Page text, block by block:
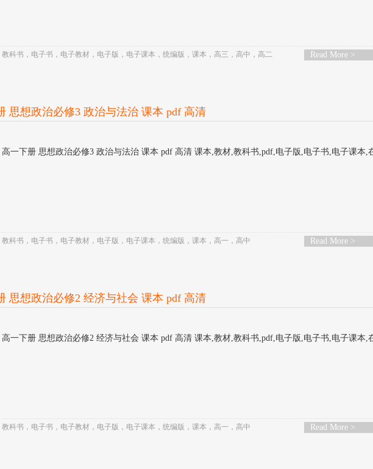
Read More >
教科书 ， 电子书 ， 电子教材 ， 电子版 ， 电子课本 ，统编版 ，课本 ，高三 ，高中 ，高二
思想政治必修3 政治与法治 课本 pdf 高清
一下册 思想政治必修3 政治与法治 课本 pdf 高清 课本,教材,教科书,pdf,电子版,电子书,电子课本,
Read More >
教科书 ， 电子书 ， 电子教材 ， 电子版 ， 电子课本 ，统编版 ，课本 ，高一 ，高中
思想政治必修2 经济与社会 课本 pdf 高清
一下册 思想政治必修2 经济与社会 课本 pdf 高清 课本,教材,教科书,pdf,电子版,电子书,电子课本,
Read More >
教科书 ， 电子书 ， 电子教材 ， 电子版 ， 电子课本 ，统编版 ，课本 ，高一 ，高中